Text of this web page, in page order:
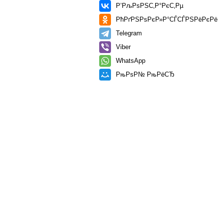
Р’РљРѕРЅС‚Р°РєС‚Рµ
РћРґРЅРѕРєР»Р°СЃСЃРЅРёРєРё
Telegram
Viber
WhatsApp
РњРѕР№ РњРёСЂ